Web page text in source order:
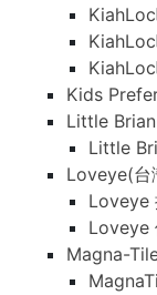
Kids
Little
Little
Loveye(台
Loveye
Loveye
Magna-